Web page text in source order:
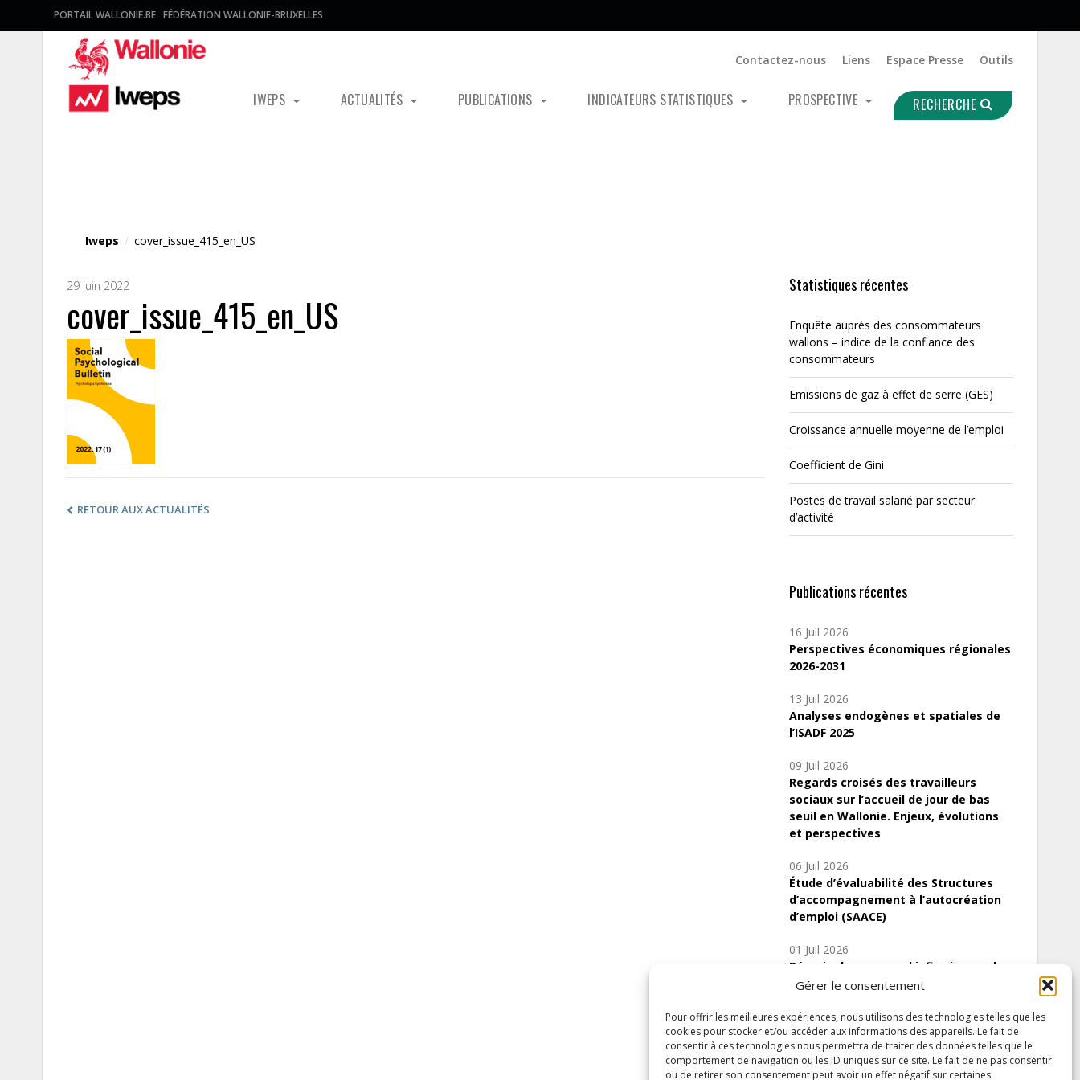
Gérer le consentement
Pour offrir les meilleures expériences, nous utilisons des technologies telles que les
cookies pour stocker et/ou accéder aux informations des appareils. Le fait de
consentir à ces technologies nous permettra de traiter des données telles que le
comportement de navigation ou les ID uniques sur ce site. Le fait de ne pas consentir
ou de retirer son consentement peut avoir un effet négatif sur certaines
PORTAIL WALLONIE.BE FÉDÉRATION WALLONIE-BRUXELLES
Contactez-nous Liens Espace Presse Outils
IWEPS ACTUALITÉS PUBLICATIONS INDICATEURS STATISTIQUES PROSPECTIVE RECHERCHE
Iweps / cover_issue_415_en_US
29 juin 2022
cover_issue_415_en_US
RETOUR AUX ACTUALITÉS
Statistiques récentes
Enquête auprès des consommateurs
wallons – indice de la confiance des
consommateurs
Emissions de gaz à effet de serre (GES)
Croissance annuelle moyenne de l’emploi
Coefficient de Gini
Postes de travail salarié par secteur
d’activité
Publications récentes
16 Juil 2026
Perspectives économiques régionales
2026-2031
13 Juil 2026
Analyses endogènes et spatiales de
l’ISADF 2025
09 Juil 2026
Regards croisés des travailleurs
sociaux sur l’accueil de jour de bas
seuil en Wallonie. Enjeux, évolutions
et perspectives
06 Juil 2026
Étude d’évaluabilité des Structures
d’accompagnement à l’autocréation
d’emploi (SAACE)
01 Juil 2026
Pénurie du personnel infirmier :quels
indicateurs d’offre de soins pour
Inscrivez-vous à notre newsletter